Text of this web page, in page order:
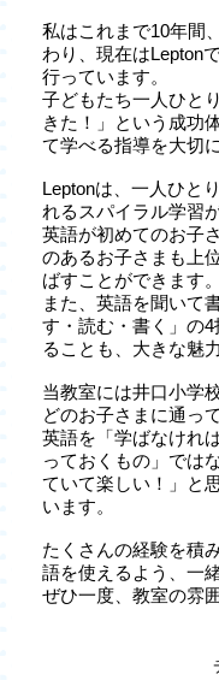
私はこれまで10年間
わり、現在はLepton
行っています。
子どもたち一人ひと
きた！」という成功
て学べる指導を大切
Leptonは、一人ひと
れるスパイラル学習
英語が初めてのお子
のあるお子さまも上
ばすことができます。
また、英語を聞いて
す・読む・書く」の
ることも、大きな魅
当教室には井口小学
どのお子さまに通っ
英語を「学ばなけれ
っておくもの」では
ていて楽しい！」と
います。
たくさんの経験を積
語を使えるよう、一
ぜひ一度、教室の雰